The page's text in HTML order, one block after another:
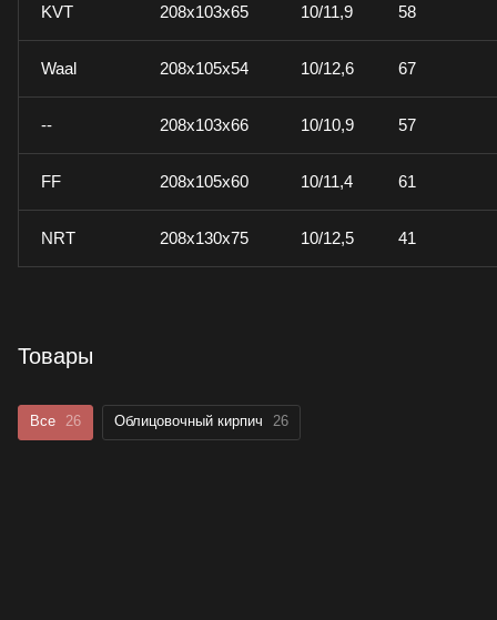
KVT 208x103x65 10/11,9 58
Waal 208x105x54 10/12,6 67
-- 208x103x66 10/10,9 57
FF 208x105x60 10/11,4 61
NRT 208x130x75 10/12,5 41
Товары
Все 26 Облицовочный кирпич 26